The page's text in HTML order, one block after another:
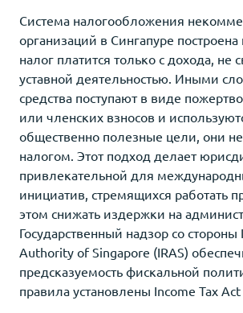
Система налогообложения
организаций в Сингапуре
налог платится только с дохода, не
уставной деятельностью. Иными
средства поступают в виде
или членских взносов и
общественно полезные цели, они
налогом. Этот подход делает
привлекательной для
инициатив, стремящихся работать
этом снижать издержки на
Государственный надзор со стороны
Authority of Singapore (IRAS)
предсказуемость фискальной
правила установлены Income Tax